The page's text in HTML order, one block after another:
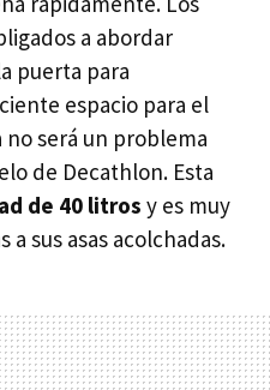
a abordar
puerta para
espacio para el
no será un problema
de Decathlon. Esta
de 40 litros y es muy
sus asas acolchadas.